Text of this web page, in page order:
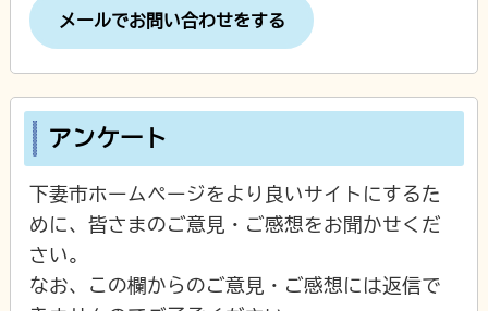
メールでお問い合わせをする
アンケート
下妻市ホームページをより良いサイトにするた
めに、皆さまのご意見・ご感想をお聞かせくだ
さい。
なお、この欄からのご意見・ご感想には返信で